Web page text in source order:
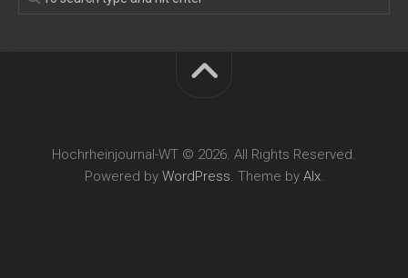
Hochrheinjournal-WT © 2026. All Rights Reserved.
Powered by WordPress. Theme by Alx.